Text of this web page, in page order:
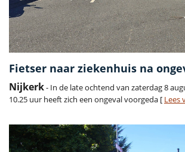
Fietser naar ziekenhuis na
Nijkerk- In de late ochtend van zaterdag 8
10.25 uur heeft zich een ongeval voorgeda [ Lees